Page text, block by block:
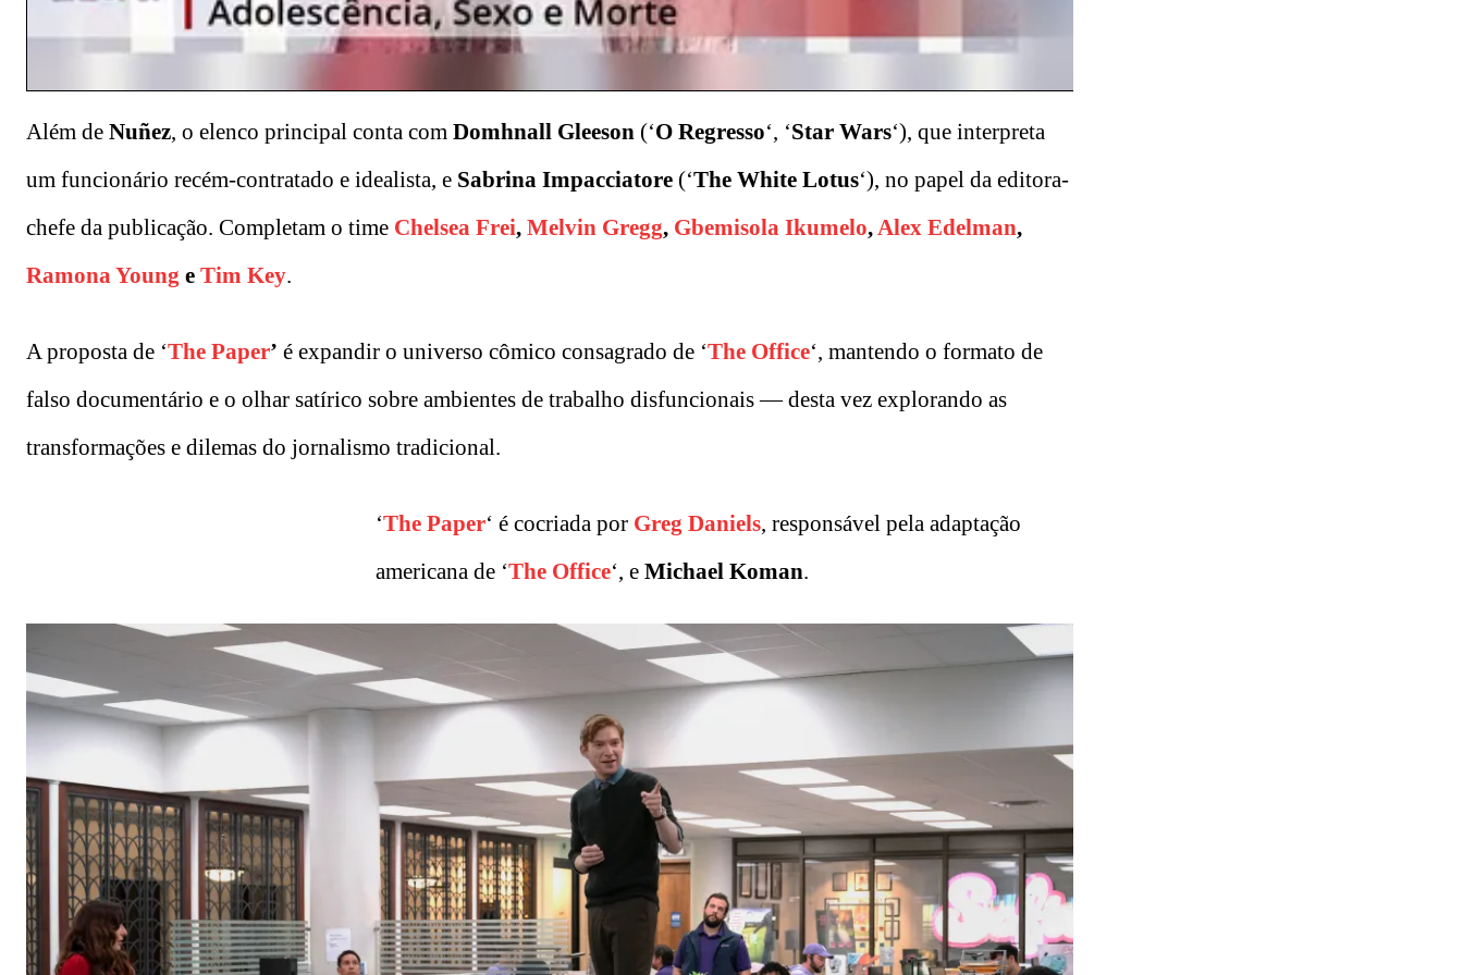
Além de Nuñez, o elenco principal conta com Domhnall Gleeson (‘O Regresso‘, ‘Star Wars‘), que interpreta
um funcionário recém-contratado e idealista, e Sabrina Impacciatore (‘The White Lotus‘), no papel da editora-
chefe da publicação. Completam o time Chelsea Frei, Melvin Gregg, Gbemisola Ikumelo, Alex Edelman,
Ramona Young e Tim Key.
A proposta de ‘The Paper’ é expandir o universo cômico consagrado de ‘The Office‘, mantendo o formato de
falso documentário e o olhar satírico sobre ambientes de trabalho disfuncionais — desta vez explorando as
transformações e dilemas do jornalismo tradicional.
‘The Paper‘ é cocriada por Greg Daniels, responsável pela adaptação
americana de ‘The Office‘, e Michael Koman.